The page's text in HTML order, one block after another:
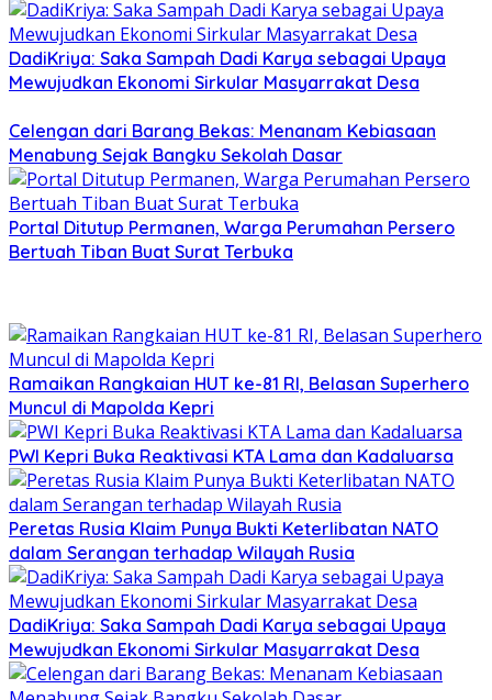
DadiKriya: Saka Sampah Dadi Karya sebagai Upaya
Mewujudkan Ekonomi Sirkular Masyarrakat Desa
Celengan dari Barang Bekas: Menanam Kebiasaan
Menabung Sejak Bangku Sekolah Dasar
Portal Ditutup Permanen, Warga Perumahan Persero
Bertuah Tiban Buat Surat Terbuka
Ramaikan Rangkaian HUT ke-81 RI, Belasan Superhero
Muncul di Mapolda Kepri
PWI Kepri Buka Reaktivasi KTA Lama dan Kadaluarsa
Peretas Rusia Klaim Punya Bukti Keterlibatan NATO
dalam Serangan terhadap Wilayah Rusia
DadiKriya: Saka Sampah Dadi Karya sebagai Upaya
Mewujudkan Ekonomi Sirkular Masyarrakat Desa